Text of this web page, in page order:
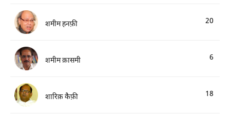
शमीम हनफ़ी 20
शमीम क़ासमी 6
शारिक़ कैफ़ी 18